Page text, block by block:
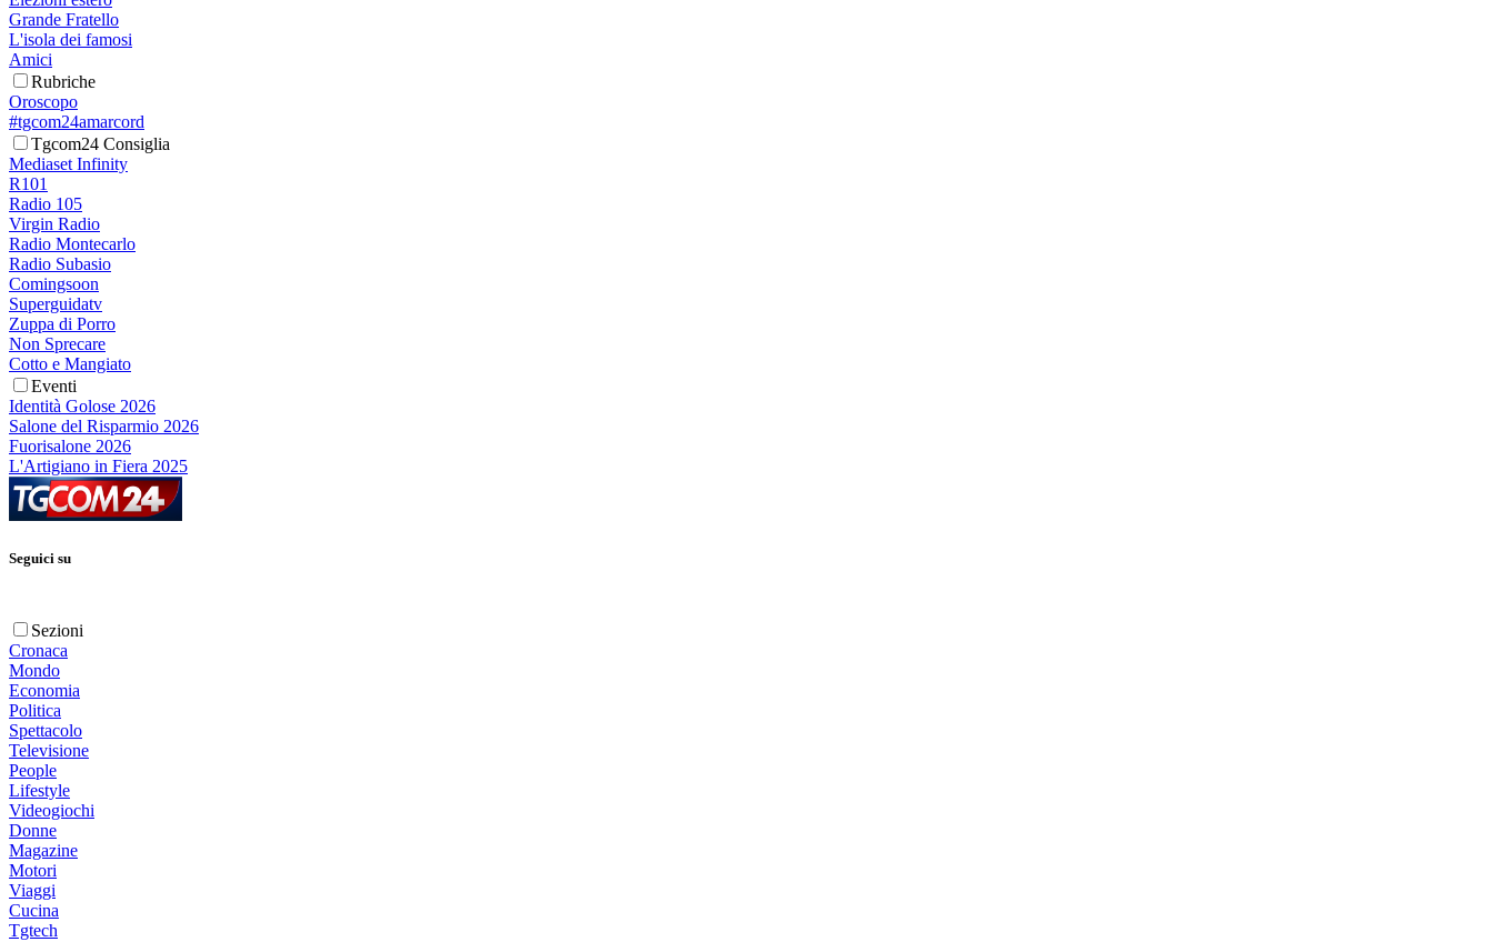
Grande Fratello
L'isola dei famosi
Amici
Rubriche
Oroscopo
#tgcom24amarcord
Tgcom24 Consiglia
Mediaset Infinity
R101
Radio 105
Virgin Radio
Radio Montecarlo
Radio Subasio
Comingsoon
Superguidatv
Zuppa di Porro
Non Sprecare
Cotto e Mangiato
Eventi
Identità Golose 2026
Salone del Risparmio 2026
Fuorisalone 2026
L'Artigiano in Fiera 2025
Seguici su
Sezioni
Cronaca
Mondo
Economia
Politica
Spettacolo
Televisione
People
Lifestyle
Videogiochi
Donne
Magazine
Motori
Viaggi
Cucina
Tgtech